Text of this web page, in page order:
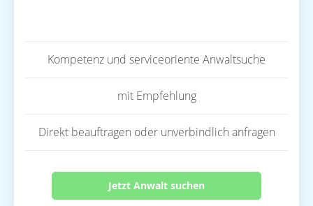
Kompetenz und serviceoriente Anwaltsuche
mit Empfehlung
Direkt beauftragen oder unverbindlich anfragen
Jetzt Anwalt suchen